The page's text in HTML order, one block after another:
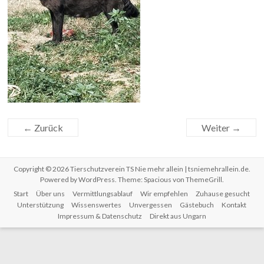
← Zurück Weiter →
Copyright © 2026Tierschutzverein TS Nie mehr allein | tsniemehrallein.de.
Powered byWordPress. Theme: Spacious von ThemeGrill.
Start
Über uns Vermittlungsablauf Wir empfehlen
Zuhause gesucht
Unterstützung
Wissenswertes Unvergessen Gästebuch
Kontakt
Impressum & Datenschutz
Direkt aus Ungarn